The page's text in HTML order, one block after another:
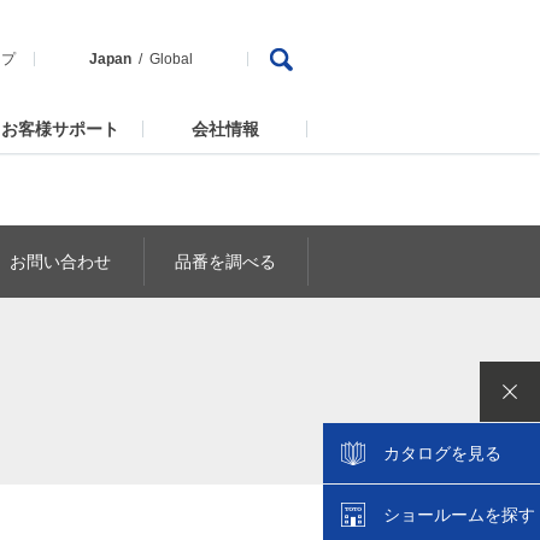
Japan Global
お客様サポート 会社情報
お問い合わせ 品番を調べる
カタログを見る
ショールームを探す